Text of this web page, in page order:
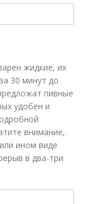
жидкие, их
30 минут до
пивные
удобен и
внимание,
ином виде
в два-три